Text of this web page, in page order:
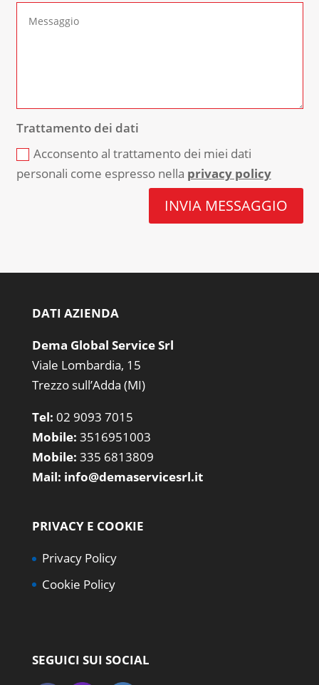
Trattamento dei dati
Acconsento al trattamento dei miei dati
personali come espresso nella privacy policy
INVIA MESSAGGIO
DATI AZIENDA
Dema Global Service Srl
Viale Lombardia, 15
Trezzo sull’Adda (MI)
Tel: 02 9093 7015
Mobile: 3516951003
Mobile: 335 6813809
Mail: info@demaservicesrl.it
PRIVACY E COOKIE
Privacy Policy
Cookie Policy
SEGUICI SUI SOCIAL